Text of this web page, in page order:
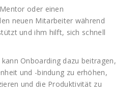
oder einen
neuen Mitarbeiter während
und ihm hilft, sich schnell
Onboarding dazu beitragen,
und -bindung zu erhöhen,
und die Produktivität zu